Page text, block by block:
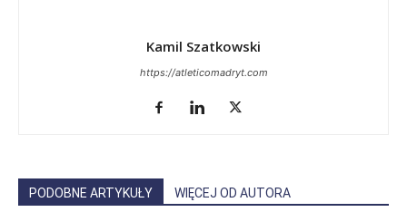
Kamil Szatkowski
https://atleticomadryt.com
PODOBNE ARTYKUŁY WIĘCEJ OD AUTORA